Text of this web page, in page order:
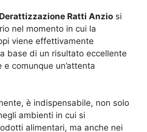
Derattizzazione Ratti Anzio si
nel momento in cui la
viene effettivamente
base di un risultato eccellente
e comunque un’attenta
è indispensabile, non solo
ambienti in cui si
alimentari, ma anche nei